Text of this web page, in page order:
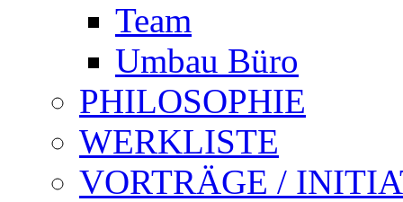
Team
Umbau Büro
PHILOSOPHIE
WERKLISTE
VORTRÄGE /